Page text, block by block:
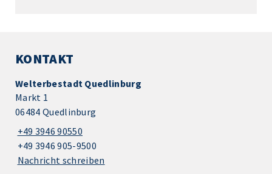
KONTAKT
Welterbestadt Quedlinburg
Markt 1
06484 Quedlinburg
+49 3946 90550
+49 3946 905-9500
Nachricht schreiben